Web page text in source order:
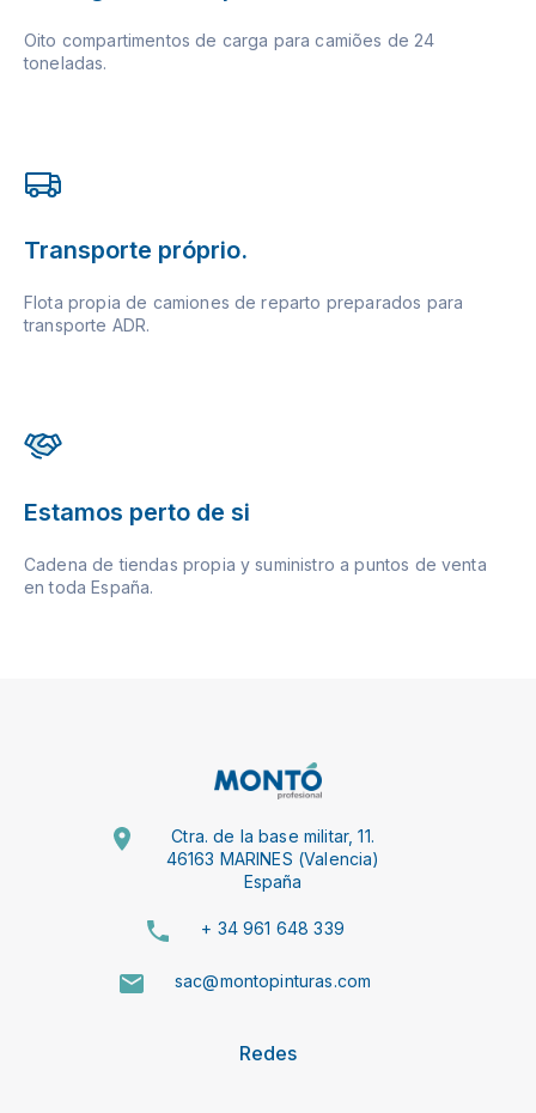
Oito compartimentos de carga para camiões de 24
toneladas.
Transporte próprio.
Flota propia de camiones de reparto preparados para
transporte ADR.
Estamos perto de si
Cadena de tiendas propia y suministro a puntos de venta
en toda España.
Ctra. de la base militar, 11.
46163 MARINES (Valencia)
España
+ 34 961 648 339
sac@montopinturas.com
Redes